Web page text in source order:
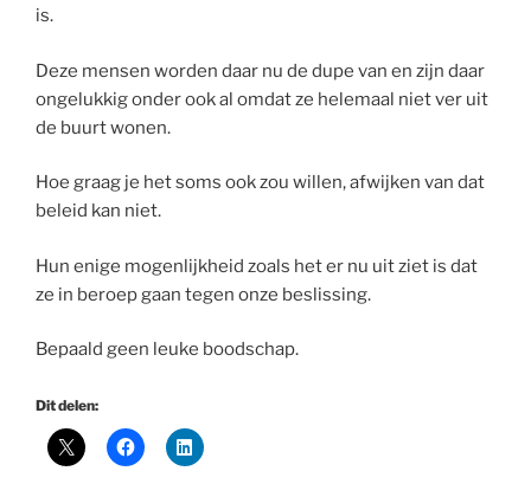
is.
Deze mensen worden daar nu de dupe van en zijn daar
ongelukkig onder ook al omdat ze helemaal niet ver uit
de buurt wonen.
Hoe graag je het soms ook zou willen, afwijken van dat
beleid kan niet.
Hun enige mogenlijkheid zoals het er nu uit ziet is dat
ze in beroep gaan tegen onze beslissing.
Bepaald geen leuke boodschap.
Dit delen: